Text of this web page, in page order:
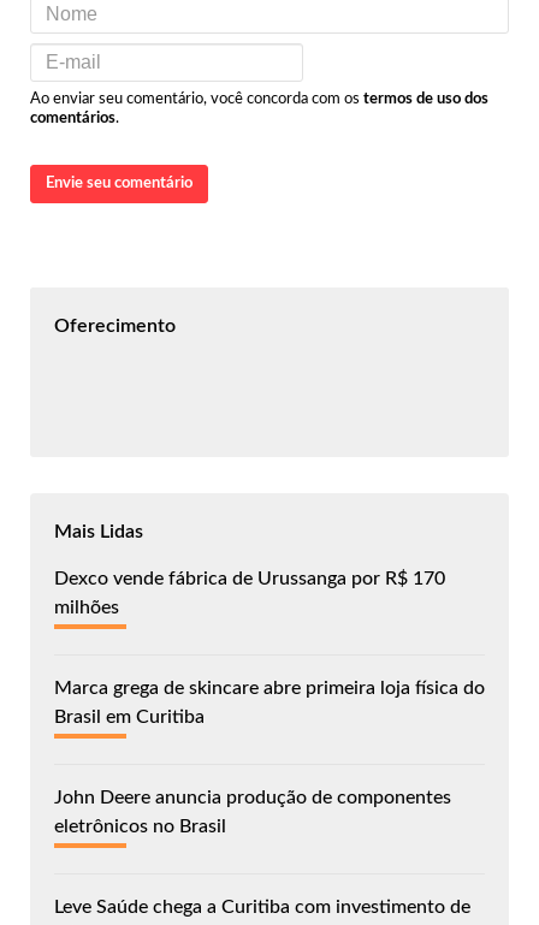
Ao enviar seu comentário, você concorda com os termos de uso dos
comentários.
Envie seu comentário
Oferecimento
Mais Lidas
Dexco vende fábrica de Urussanga por R$ 170
milhões
Marca grega de skincare abre primeira loja física do
Brasil em Curitiba
John Deere anuncia produção de componentes
eletrônicos no Brasil
Leve Saúde chega a Curitiba com investimento de